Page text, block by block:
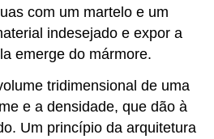
com um martelo e um
indesejado e expor a
emerge do mármore.
tridimensional de uma
e a densidade, que dão à
Um princípio da arquitetura